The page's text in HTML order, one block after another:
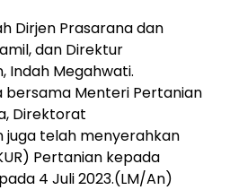
Dirjen Prasarana dan
dan Direktur
Indah Megahwati.
bersama Menteri Pertanian
Direktorat
juga telah menyerahkan
Pertanian kepada
4 Juli 2023.(LM/An)